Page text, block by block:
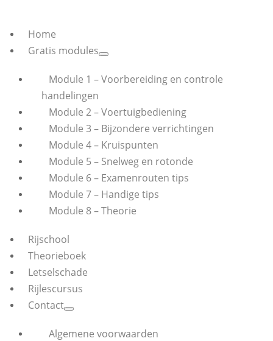
Home
Gratis modules
Module 1 – Voorbereiding en controle
handelingen
Module 2 – Voertuigbediening
Module 3 – Bijzondere verrichtingen
Module 4 – Kruispunten
Module 5 – Snelweg en rotonde
Module 6 – Examenrouten tips
Module 7 – Handige tips
Module 8 – Theorie
Rijschool
Theorieboek
Letselschade
Rijlescursus
Contact
Algemene voorwaarden